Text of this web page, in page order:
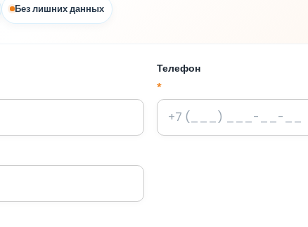
Без лишних данных
Телефон
*